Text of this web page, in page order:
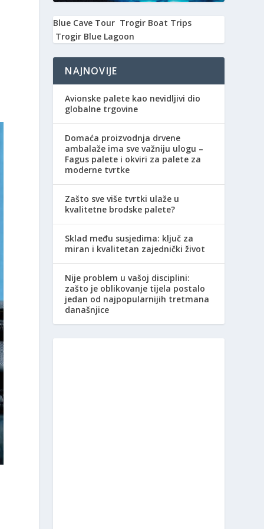
Blue Cave Tour Trogir Boat Trips
Trogir Blue Lagoon
NAJNOVIJE
Avionske palete kao nevidljivi dio
globalne trgovine
Domaća proizvodnja drvene
ambalaže ima sve važniju ulogu –
Fagus palete i okviri za palete za
moderne tvrtke
Zašto sve više tvrtki ulaže u
kvalitetne brodske palete?
Sklad među susjedima: ključ za
miran i kvalitetan zajednički život
Nije problem u vašoj disciplini:
zašto je oblikovanje tijela postalo
jedan od najpopularnijih tretmana
današnjice